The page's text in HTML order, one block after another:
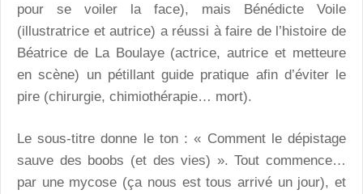
pour se voiler la face), mais Bénédicte Voile
(illustratrice et autrice) a réussi à faire de l’histoire de
Béatrice de La Boulaye (actrice, autrice et metteure
en scène) un pétillant guide pratique afin d’éviter le
pire (chirurgie, chimiothérapie… mort).
Le sous-titre donne le ton : « Comment le dépistage
sauve des boobs (et des vies) ». Tout commence…
par une mycose (ça nous est tous arrivé un jour), et